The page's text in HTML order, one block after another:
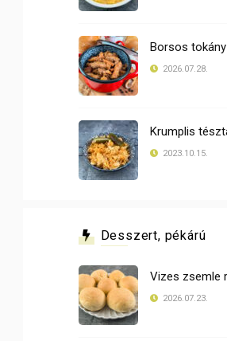
Borsos tokány
2026.07.28.
Krumplis
2023.10.15.
Desszert, pékárú
Vizes zsemle
2026.07.23.